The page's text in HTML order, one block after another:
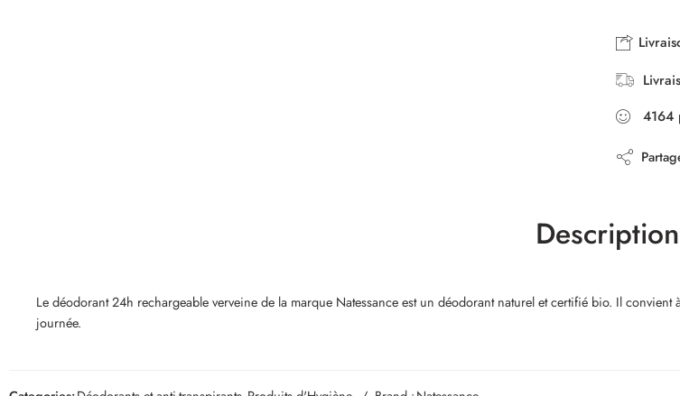
4164
Description
Le déodorant 24h rechargeable verveine de la marque Natessance est un déodorant naturel et certifié bio. Il
journée.